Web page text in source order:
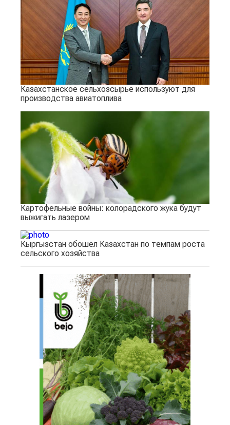
Казахстанское сельхозсырье используют для
производства авиатоплива
Картофельные войны: колорадского жука будут
выжигать лазером
Кыргызстан обошел Казахстан по темпам роста
сельского хозяйства